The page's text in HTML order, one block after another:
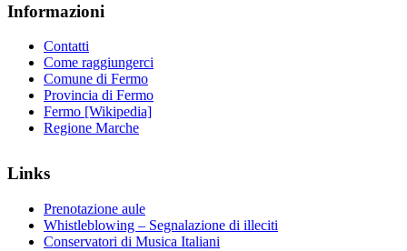
Informazioni
Contatti
Come raggiungerci
Comune di Fermo
Provincia di Fermo
Fermo [Wikipedia]
Regione Marche
Links
Prenotazione aule
Whistleblowing – Segnalazione di illeciti
Conservatori di Musica Italiani